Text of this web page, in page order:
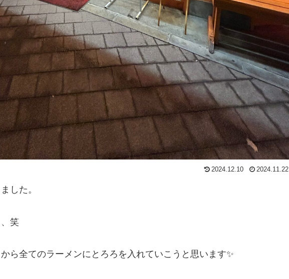
2024.12.10 2024.11.22
した。
笑
ら全てのラーメンにとろろを入れていこうと思います✨